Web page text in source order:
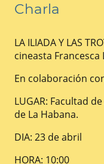
Charla
LA ILIADA Y LAS
cineasta Francesca
En colaboración
LUGAR: Facultad
de La Habana.
DIA: 23 de abril
HORA: 10:00